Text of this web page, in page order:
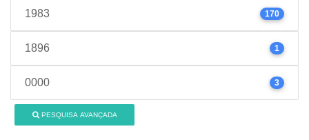
1983 170
1896 1
0000 3
PESQUISA AVANÇADA